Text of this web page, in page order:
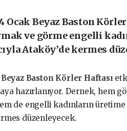
Ocak Beyaz Baston
ve görme engelli
Ataköy’de kermes
Beyaz Baston Körler Haftası
hazırlanıyor. Dernek, hem
de engelli kadınların
düzenleyecek.